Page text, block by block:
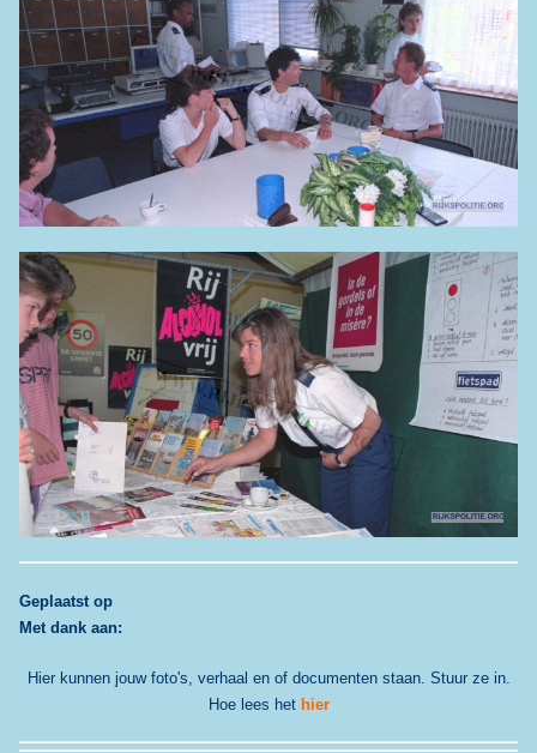
Geplaatst op
Met dank aan:
Hier kunnen jouw foto's, verhaal en of documenten staan. Stuur ze in.
Hoe lees het hier